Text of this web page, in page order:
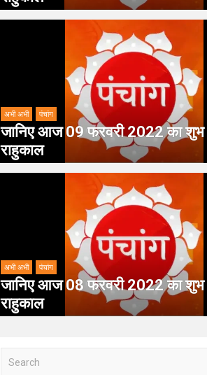
अभी अभी पंचांग
जानिए आज 09 फरवरी 2022 का शुभ
राहुकाल
अभी अभी पंचांग
जानिए आज 08 फरवरी 2022 का शुभ
राहुकाल